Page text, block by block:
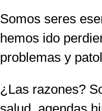
Somos seres
hemos ido
problemas y
¿Las razones?